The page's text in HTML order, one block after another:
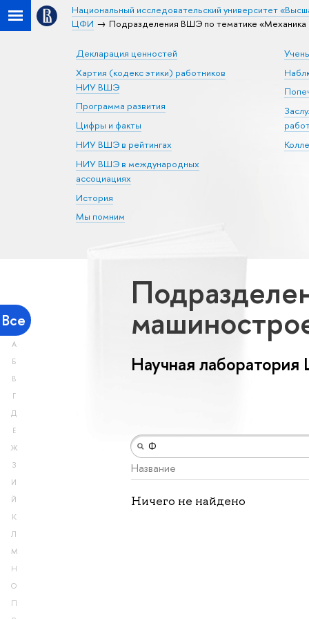
Национальный исследовательский университет
ЦФИ
Подразделения ВШЭ по тематике «Механика
Декларация ценностей
Хартия (кодекс этики) работников
НИУ ВШЭ
Программа развития
Цифры и факты
НИУ ВШЭ в рейтингах
НИУ ВШЭ в международных
ассоциациях
История
Мы помним
Все
А
Б
В
Г
Д
Е
Ж
З
И
Й
К
Л
М
Н
О
П
Научная
Название
Ничего не найдено